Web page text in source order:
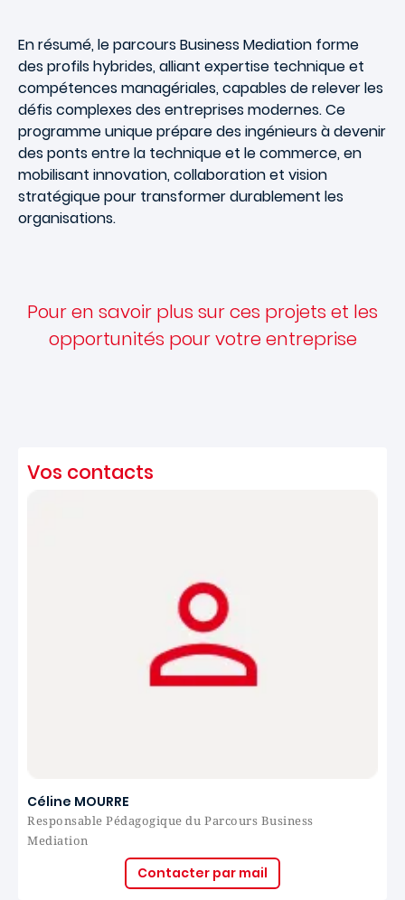
En résumé, le parcours Business Mediation forme
des profils hybrides, alliant expertise technique et
compétences managériales, capables de relever les
défis complexes des entreprises modernes. Ce
programme unique prépare des ingénieurs à devenir
des ponts entre la technique et le commerce, en
mobilisant innovation, collaboration et vision
stratégique pour transformer durablement les
organisations.
Pour en savoir plus sur ces projets et les
opportunités pour votre entreprise
Vos contacts
Céline MOURRE
Responsable Pédagogique du Parcours Business
Mediation
Contacter par mail